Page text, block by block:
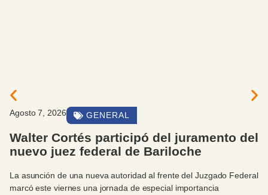
Agosto 7, 2026 GENERAL
Walter Cortés participó del juramento del
nuevo juez federal de Bariloche
La asunción de una nueva autoridad al frente del Juzgado Federal
marcó este viernes una jornada de especial importancia